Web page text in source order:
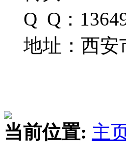
Q Q：
地址：西安
当前位置: 主